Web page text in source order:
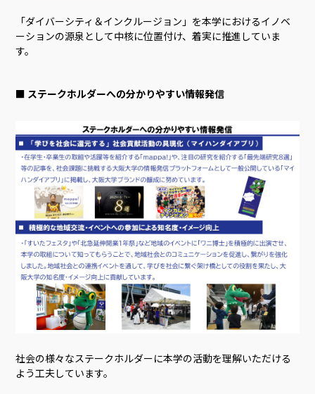
「ダイバーシティ＆インクルージョン」を本学におけるイノベ
ーションの源泉として中核に位置付け、着実に推進していま
す。
■ ステークホルダーへの分かりやすい情報発信
社会の様々なステークホルダーに本学の活動を理解いただける
よう工夫しています。